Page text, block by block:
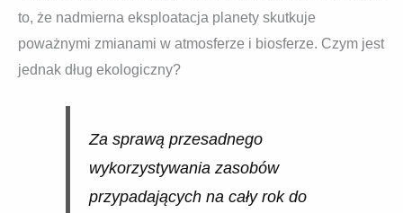
to, że nadmierna eksploatacja planety skutkuje
poważnymi zmianami w atmosferze i biosferze. Czym jest
jednak dług ekologiczny?
Za sprawą przesadnego
wykorzystywania zasobów
przypadających na cały rok do